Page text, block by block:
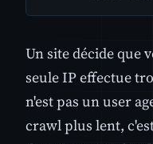
Un site décide que
seule IP effectue
n'est pas un user
crawl plus lent,